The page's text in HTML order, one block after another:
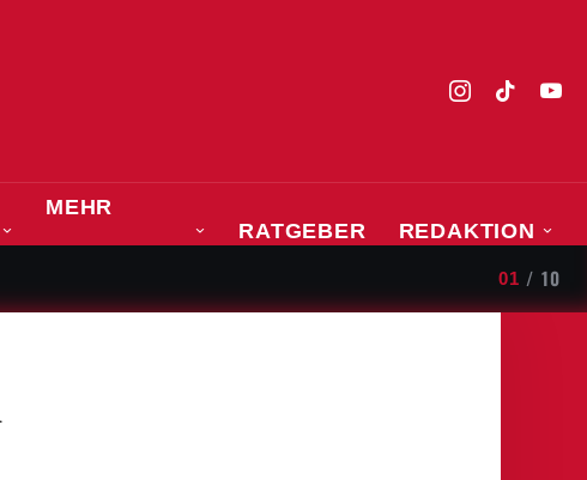
MEHR
RATGEBER REDAKTION
01 / 10